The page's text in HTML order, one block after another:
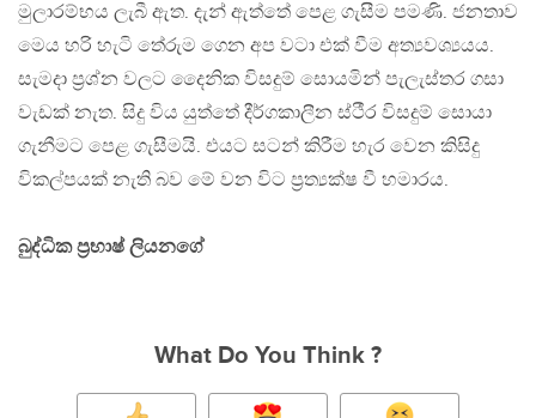
මුලාරම්භය ලැබී ඇත. දැන් ඇත්තේ පෙළ ගැසීම පමණි. ජනතාව
මෙය හරි හැටි තේරුම ගෙන අප වටා එක් වීම අත්‍යවශ්‍යයය.
සැමදා ප්‍රශ්න වලට දෛනික විසදුම් සොයමින් පැලැස්තර ගසා
වැඩක් නැත. සිදු විය යුත්තේ දීර්ගකාලීන ස්ථීර විසදුම් සොයා
ගැනීමට පෙළ ගැසීමයි. එයට සටන් කිරීම හැර වෙන කිසිදු
විකල්පයක් නැති බව මේ වන විට ප්‍රත්‍යක්ෂ වී හමාරය.
බුද්ධික ප්‍රභාෂ් ලියනගේ
What Do You Think ?